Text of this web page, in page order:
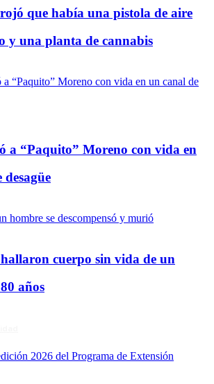
que había una pistola de aire
y una planta de cannabis
a “Paquito” Moreno con vida en
cuerpo sin vida de un
años